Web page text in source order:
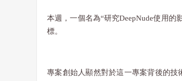
本週，一個名為“研究DeepNude使用
標。
專案創始人顯然對於這一專案背後的